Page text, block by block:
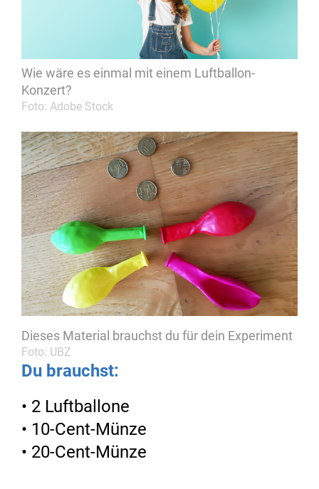
Wie wäre es einmal mit einem Luftballon-
Konzert?
Foto: Adobe Stock
Dieses Material brauchst du für dein Experiment
Foto: UBZ
Du brauchst:
• 2 Luftballone
• 10-Cent-Münze
• 20-Cent-Münze